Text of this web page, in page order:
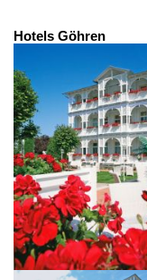
Hotels Göhren